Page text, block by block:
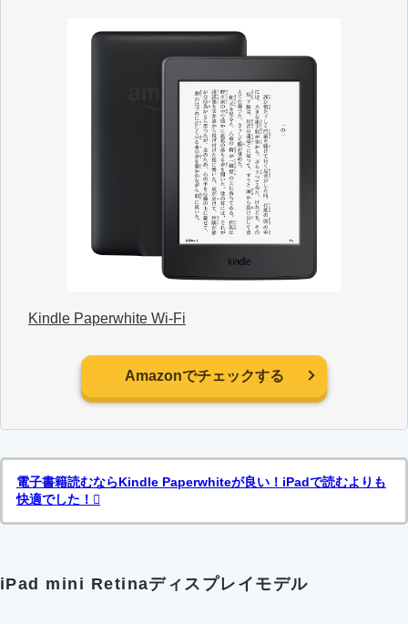
Kindle Paperwhite Wi-Fi
Amazonでチェックする
電子書籍読むならKindle Paperwhiteが良い！iPadで読むよりも
快適でした！
iPad mini Retinaディスプレイモデル